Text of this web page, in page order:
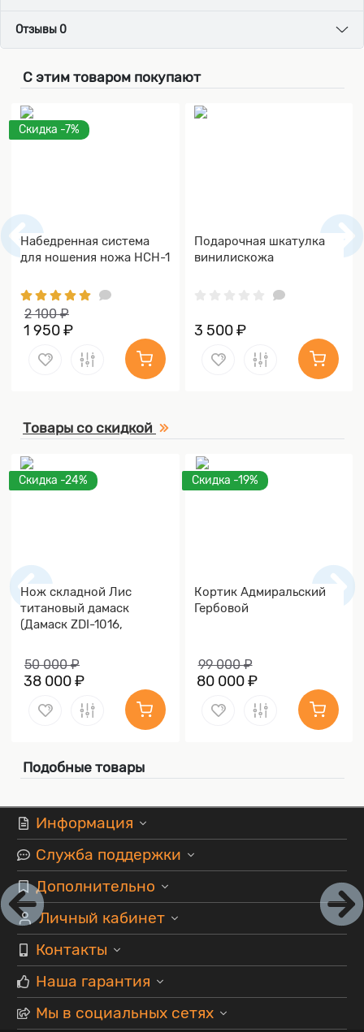
Отзывы 0
С этим товаром покупают
Скидка -7%
Набедренная система
для ношения ножа НСН-1
2 100 ₽
1 950 ₽
Подарочная шкатулка
винилискожа
3 500 ₽
Товары со скидкой
Скидка -24%
Нож складной Лис
титановый дамаск
(Дамаск ZDI-1016,
50 000 ₽
38 000 ₽
Скидка -19%
Кортик Адмиральский
Гербовой
99 000 ₽
80 000 ₽
Подобные товары
Информация
Служба поддержки
Дополнительно
Личный кабинет
Контакты
Наша гарантия
Мы в социальных сетях